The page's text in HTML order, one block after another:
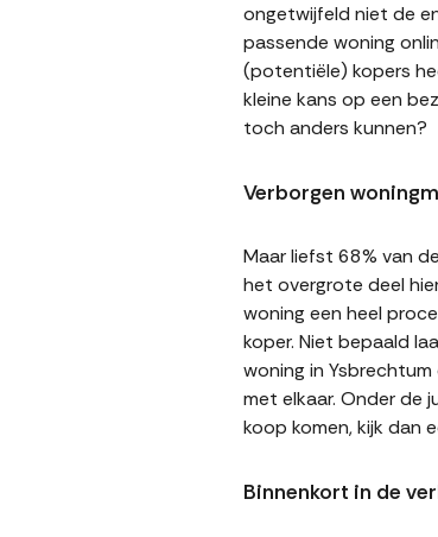
ongetwijfeld niet de
passende woning
(potentiële) kopers
kleine kans op een
toch anders kunnen?
Verborgen
Maar liefst 68% van
het overgrote deel
woning een heel
koper. Niet bepaald
woning in
met elkaar. Onder de
koop komen, kijk dan
Binnenkort in de